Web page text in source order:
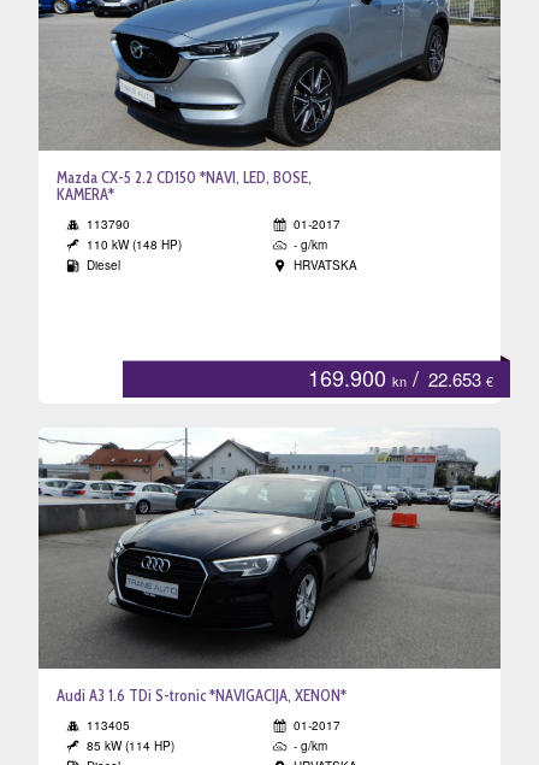
Mazda CX-5 2.2 CD150 *NAVI, LED, BOSE,
KAMERA*
113790
01-2017
110 kW (148 HP)
- g/km
Diesel
HRVATSKA
169.900 kn / 22.653 €
Audi A3 1.6 TDi S-tronic *NAVIGACIJA, XENON*
113405
01-2017
85 kW (114 HP)
- g/km